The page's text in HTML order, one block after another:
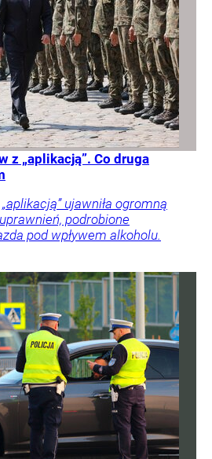
z „aplikacją”. Co druga
ujawniła ogromną
podrobione
pod wpływem alkoholu.